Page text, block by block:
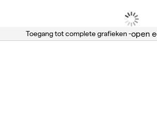
Toegang tot complete grafieken -